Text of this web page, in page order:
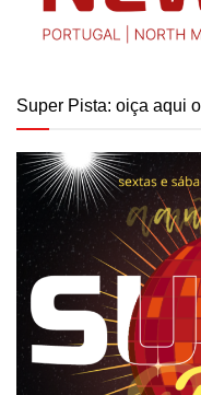
Super Pista: oiça aqui